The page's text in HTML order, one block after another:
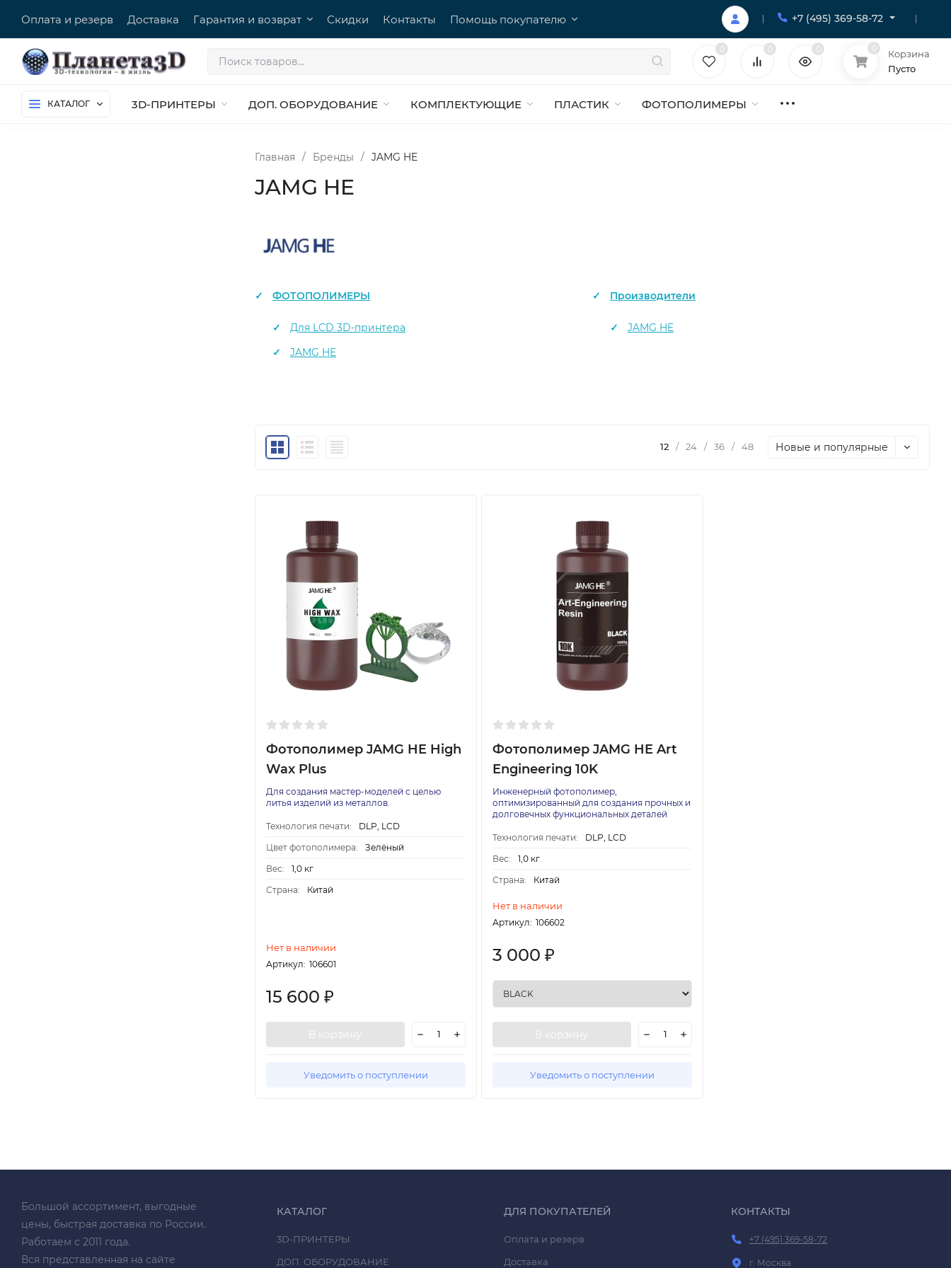
Оплата и резерв Доставка Гарантия и возврат Скидки Контакты Помощь покупателю +7 (495) 369-58-72
Корзина
Пусто
КАТАЛОГ 3D-ПРИНТЕРЫ ДОП. ОБОРУДОВАНИЕ КОМПЛЕКТУЮЩИЕ ПЛАСТИК ФОТОПОЛИМЕРЫ
Главная / Бренды / JAMG HE
JAMG HE
ФОТОПОЛИМЕРЫ
Для LCD 3D-принтера
JAMG HE
Производители
JAMG HE
12 / 24 / 36 / 48 Новые и популярные
Фотополимер JAMG HE High
Wax Plus
Для создания мастер-моделей с целью
литья изделий из металлов.
Технология печати:
DLP, LCD
Цвет фотополимера:
Зелёный
Вес:
1,0 кг
Страна:
Китай
Нет в наличии
Артикул: 106601
15 600 ₽
В корзину
Уведомить о поступлении
Фотополимер JAMG HE Art
Engineering 10K
Инженерный фотополимер,
оптимизированный для создания прочных и
долговечных функциональных деталей
Технология печати:
DLP, LCD
Вес:
1,0 кг
Страна:
Китай
Нет в наличии
Артикул: 106602
3 000 ₽
В корзину
Уведомить о поступлении
Большой ассортимент, выгодные
цены, быстрая доставка по России.
Работаем с 2011 года.
Вся представленная на сайте
КАТАЛОГ
3D-ПРИНТЕРЫ
ДОП. ОБОРУДОВАНИЕ
ДЛЯ ПОКУПАТЕЛЕЙ
Оплата и резерв
Доставка
КОНТАКТЫ
+7 (495) 369-58-72
г. Москва